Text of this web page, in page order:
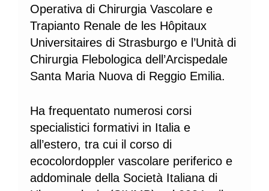
Operativa di Chirurgia Vascolare e
Trapianto Renale de les Hôpitaux
Universitaires di Strasburgo e l’Unità di
Chirurgia Flebologica dell’Arcispedale
Santa Maria Nuova di Reggio Emilia.
Ha frequentato numerosi corsi
specialistici formativi in Italia e
all’estero, tra cui il corso di
ecocolordoppler vascolare periferico e
addominale della Società Italiana di